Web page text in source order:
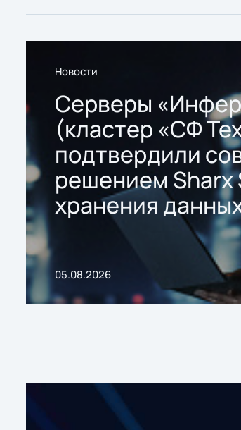
Новости
Серверы
(кластер «СФ
подтвердили
решением Sharx
хранения
05.08.2026